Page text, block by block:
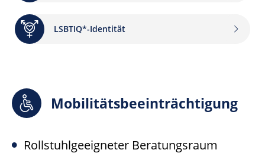
LSBTIQ*-Identität
Mobilitätsbeeinträchtigung
Rollstuhlgeeigneter Beratungsraum